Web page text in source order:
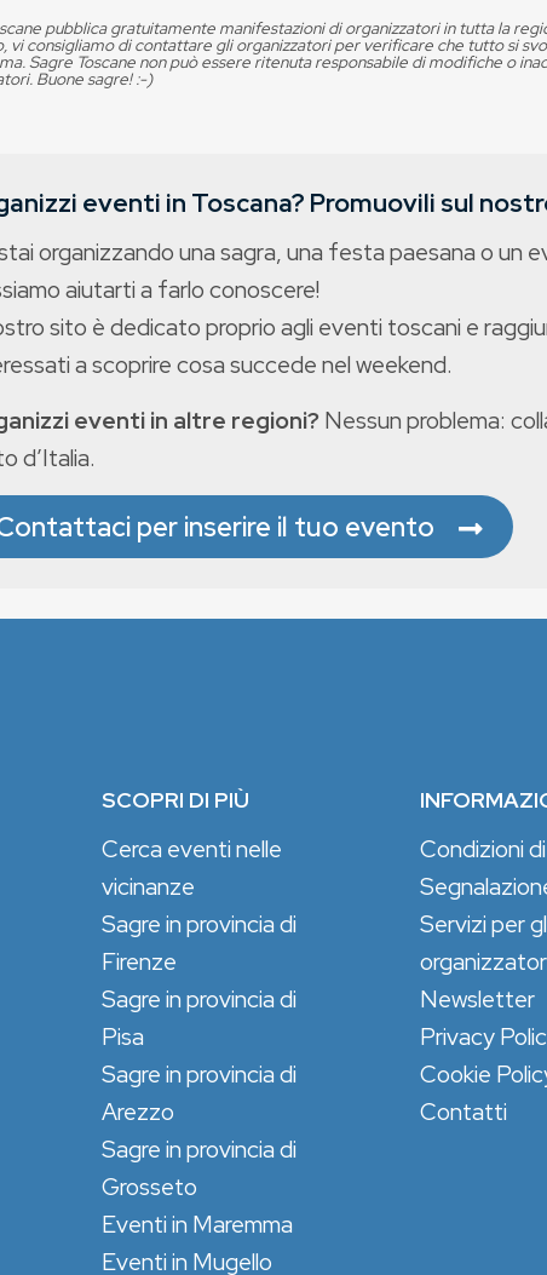
pubblica gratuitamente manifestazioni di organizzatori in tutta la
vi consigliamo di contattare gli organizzatori per verificare che tutto si
Sagre Toscane non può essere ritenuta responsabile di modifiche o
Buone sagre! :-)
eventi in Toscana? Promuovili sul
organizzando una sagra, una festa paesana o un
aiutarti a farlo conoscere!
sito è dedicato proprio agli eventi toscani e
a scoprire cosa succede nel weekend.
eventi in altre regioni? Nessun problema:
d’Italia.
per inserire il tuo evento
SCOPRI DI PIÙ
Cerca eventi nelle
vicinanze
Sagre in provincia di
Firenze
Sagre in provincia di
Pisa
Sagre in provincia di
Arezzo
Sagre in provincia di
Grosseto
Eventi in Maremma
Eventi in Mugello
Condizioni
Servizi per
Newsletter
Privacy
Cookie
Contatti